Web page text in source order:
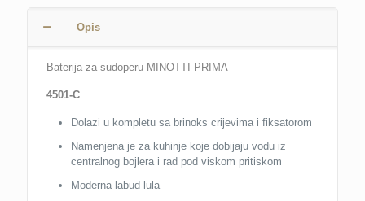
cijevi,
šampanjac
Opis
Baterija za sudoperu MINOTTI PRIMA
4501-C
Dolazi u kompletu sa brinoks crijevima i fiksatorom
Namenjena je za kuhinje koje dobijaju vodu iz
centralnog bojlera i rad pod viskom pritiskom
Moderna labud lula